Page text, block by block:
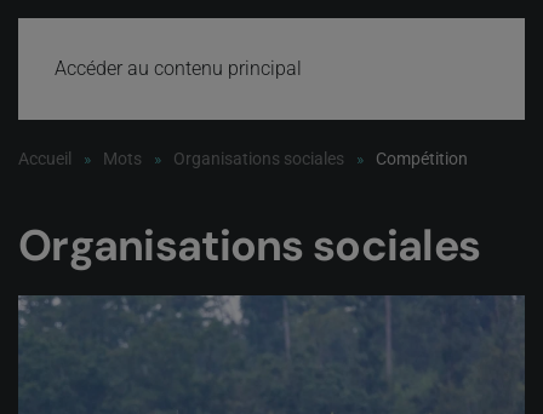
Accéder au contenu principal
Accueil Mots Organisations sociales Compétition
Organisations sociales